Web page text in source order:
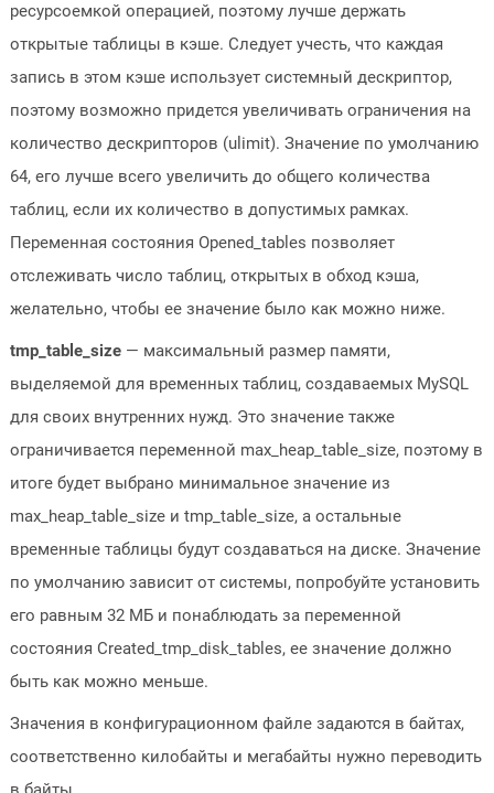
ресурсоемкой операцией, поэтому лучше держать
открытые таблицы в кэше. Следует учесть, что каждая
запись в этом кэше использует системный дескриптор,
поэтому возможно придется увеличивать ограничения на
количество дескрипторов (ulimit). Значение по умолчанию
64, его лучше всего увеличить до общего количества
таблиц, если их количество в допустимых рамках.
Переменная состояния Opened_tables позволяет
отслеживать число таблиц, открытых в обход кэша,
желательно, чтобы ее значение было как можно ниже.
tmp_table_size— максимальный размер памяти,
выделяемой для временных таблиц, создаваемых MySQL
для своих внутренних нужд. Это значение также
ограничивается переменной max_heap_table_size, поэтому в
итоге будет выбрано минимальное значение из
max_heap_table_size и tmp_table_size, а остальные
временные таблицы будут создаваться на диске. Значение
по умолчанию зависит от системы, попробуйте установить
его равным 32 МБ и понаблюдать за переменной
состояния Created_tmp_disk_tables, ее значение должно
быть как можно меньше.
Значения в конфигурационном файле задаются в байтах,
соответственно килобайты и мегабайты нужно переводить